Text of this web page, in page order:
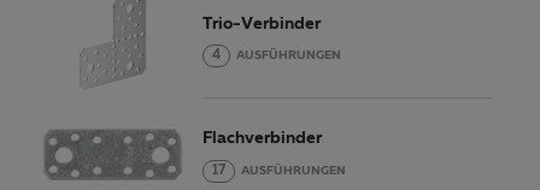
Trio-Verbinder
4 AUSFÜHRUNGEN
Flachverbinder
17 AUSFÜHRUNGEN